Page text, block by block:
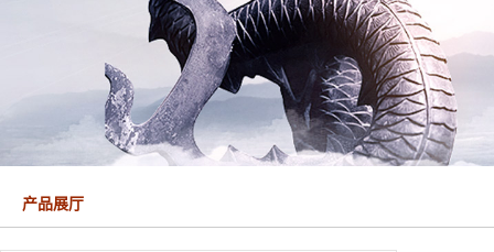
产品展厅